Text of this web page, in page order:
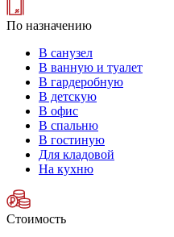
По назначению
В санузел
В ванную и туалет
В гардеробную
В детскую
В офис
В спальню
В гостиную
Для кладовой
На кухню
Стоимость